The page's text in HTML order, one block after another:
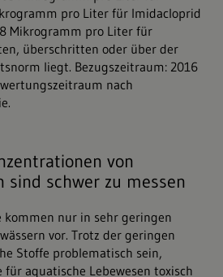
pro Liter für Imidacloprid
Mikrogramm pro Liter für
überschritten oder über der
liegt. Bezugszeitraum: 2016
nach
von
sind schwer zu messen
kommen nur in sehr geringen
vor. Trotz der geringen
Stoffe problematisch sein,
für aquatische Lebewesen toxisch